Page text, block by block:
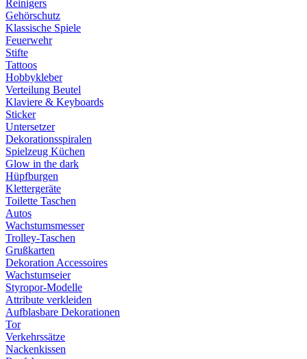
Reinigers
Gehörschutz
Klassische Spiele
Feuerwehr
Stifte
Tattoos
Hobbykleber
Verteilung Beutel
Klaviere & Keyboards
Sticker
Untersetzer
Dekorationsspiralen
Spielzeug Küchen
Glow in the dark
Hüpfburgen
Klettergeräte
Toilette Taschen
Autos
Wachstumsmesser
Trolley-Taschen
Grußkarten
Dekoration Accessoires
Wachstumseier
Styropor-Modelle
Attribute verkleiden
Aufblasbare Dekorationen
Tor
Verkehrssätze
Nackenkissen